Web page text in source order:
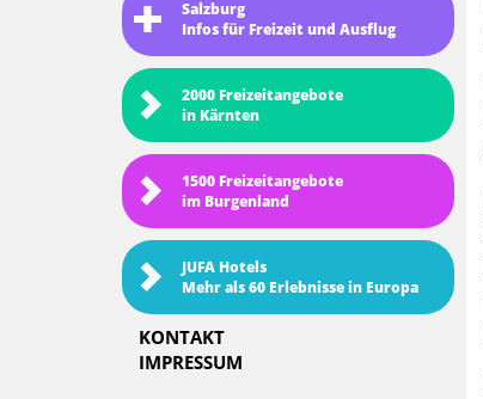
Salzburg
Infos für Freizeit und Ausflug
2000 Freizeitangebote
in Kärnten
1500 Freizeitangebote
im Burgenland
JUFA Hotels
Mehr als 60 Erlebnisse in Europa
KONTAKT
IMPRESSUM